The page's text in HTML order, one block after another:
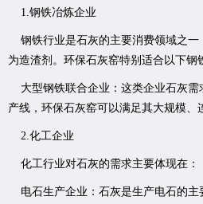
1.钢铁冶炼企业
钢铁行业是石灰的主要消费领域之一
为造渣剂。环保石灰窑特别适合以下钢
大型钢铁联合企业：这类企业石灰需
产线，环保石灰窑可以满足其大规模、
2.化工企业
化工行业对石灰的需求主要体现在：
电石生产企业：石灰是生产电石的主